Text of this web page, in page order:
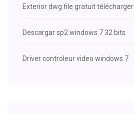
Exterior dwg file gratuit télécharger
Descargar sp2 windows 7 32 bits
Driver controleur video windows 7